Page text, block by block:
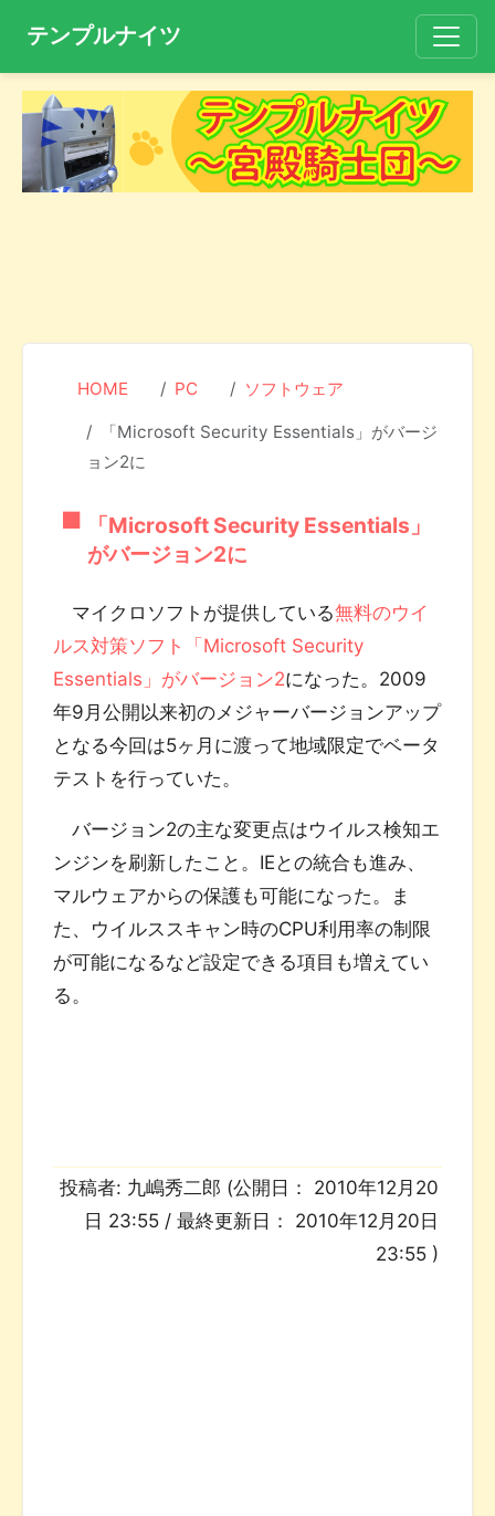
テンプルナイツ
HOME PC ソフトウェア
「Microsoft Security Essentials」がバージ
ョン2に
「Microsoft Security Essentials」
がバージョン2に
マイクロソフトが提供している無料のウイ
ルス対策ソフト「Microsoft Security
Essentials」がバージョン2になった。2009
年9月公開以来初のメジャーバージョンアップ
となる今回は5ヶ月に渡って地域限定でベータ
テストを行っていた。
バージョン2の主な変更点はウイルス検知エ
ンジンを刷新したこと。IEとの統合も進み、
マルウェアからの保護も可能になった。ま
た、ウイルススキャン時のCPU利用率の制限
が可能になるなど設定できる項目も増えてい
る。
投稿者: 九嶋秀二郎 (公開日： 2010年12月20
日 23:55 / 最終更新日： 2010年12月20日
23:55 )